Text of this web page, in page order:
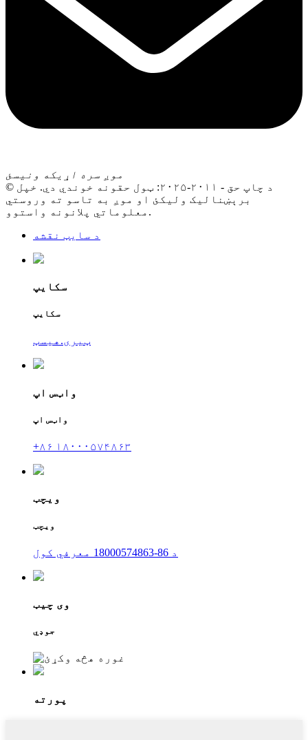
موږ سره اړیکه ونیسئ
© د چاپ حق - ۲۰۱۱-۲۰۲۵: ټول حقونه خوندي دي. خپل
برېښنالیک ولیکئ او موږ به تاسو ته وروستي
معلوماتي پلانونه واستوو.
د سایټ نقشه
سکایپ
سکایپ
ټیری.هیسټ
واټس اپ
واټس اپ
+۸۶ ۱۸۰۰۰۵۷۴۸۶۳
ویچټ
ویچټ
د 86-18000574863 معرفي کول
وی چیټ
جوډي
پورته